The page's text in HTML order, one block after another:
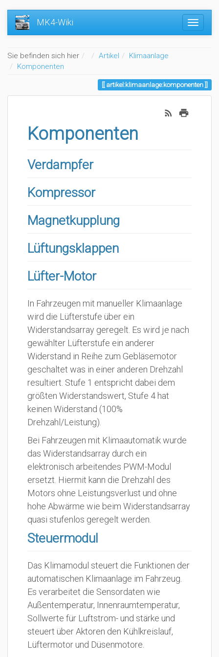
MK4-Wiki
Sie befinden sich hier Home
Artikel
Klimaanlage
Komponenten
artikel:klimaanlage:komponenten
Komponenten
Verdampfer
Kompressor
Magnetkupplung
Lüftungsklappen
Lüfter-Motor
In Fahrzeugen mit manueller Klimaanlage
wird die Lüfterstufe über ein
Widerstandsarray geregelt. Es wird je nach
gewählter Lüfterstufe ein anderer
Widerstand in Reihe zum Gebläsemotor
geschaltet was in einer anderen Drehzahl
resultiert. Stufe 1 entspricht dabei dem
größten Widerstandswert, Stufe 4 hat
keinen Widerstand (100%
Drehzahl/Leistung).
Bei Fahrzeugen mit Klimaautomatik wurde
das Widerstandsarray durch ein
elektronisch arbeitendes PWM-Modul
ersetzt. Hiermit kann die Drehzahl des
Motors ohne Leistungsverlust und ohne
hohe Abwärme wie beim Widerstandsarray
quasi stufenlos geregelt werden.
Steuermodul
Das Klimamodul steuert die Funktionen der
automatischen Klimaanlage im Fahrzeug.
Es verarbeitet die Sensordaten wie
Außentemperatur, Innenraumtemperatur,
Sollwerte für Luftstrom- und stärke und
steuert über Aktoren den Kühlkreislauf,
Lüftermotor und Düsenmotore.